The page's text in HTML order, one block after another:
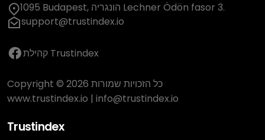
1095 Budapest, הונגריה Lechner Ödön fasor 3.
support@trustindex.io
קהילת Trustindex
Copyright © 2026 כל הזכויות שמורות
www.trustindex.io | info@trustindex.io
Trustindex